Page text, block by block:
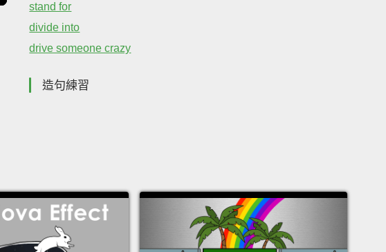
stand for
divide into
drive someone crazy
造句練習